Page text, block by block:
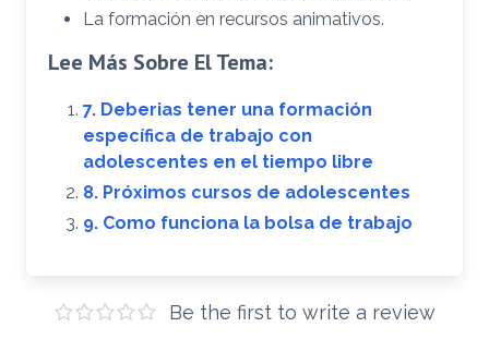
La formación en recursos animativos.
Lee Más Sobre El Tema:
7. Deberias tener una formación
específica de trabajo con
adolescentes en el tiempo libre
8. Próximos cursos de adolescentes
9. Como funciona la bolsa de trabajo
Be the first to write a review